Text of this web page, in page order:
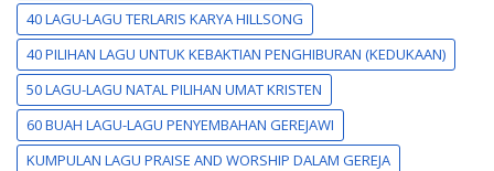
40 LAGU-LAGU TERLARIS KARYA HILLSONG
40 PILIHAN LAGU UNTUK KEBAKTIAN PENGHIBURAN (KEDUKAAN)
50 LAGU-LAGU NATAL PILIHAN UMAT KRISTEN
60 BUAH LAGU-LAGU PENYEMBAHAN GEREJAWI
KUMPULAN LAGU PRAISE AND WORSHIP DALAM GEREJA